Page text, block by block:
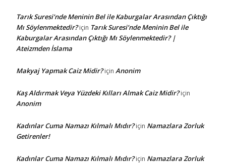
Tarık Suresi’nde Meninin Bel ile Kaburgalar Arasından Çıktığı
Mı Söylenmektedir?için Tarık Suresi’nde Meninin Bel ile
Kaburgalar Arasından Çıktığı Mı Söylenmektedir? |
Ateizmden İslama
Makyaj Yapmak Caiz Midir?için Anonim
Kaş Aldırmak Veya Yüzdeki Kılları Almak Caiz Midir?için
Anonim
Kadınlar Cuma Namazı Kılmalı Mıdır?için Namazlara Zorluk
Getirenler!
Kadınlar Cuma Namazı Kılmalı Mıdır?için Namazlara Zorluk